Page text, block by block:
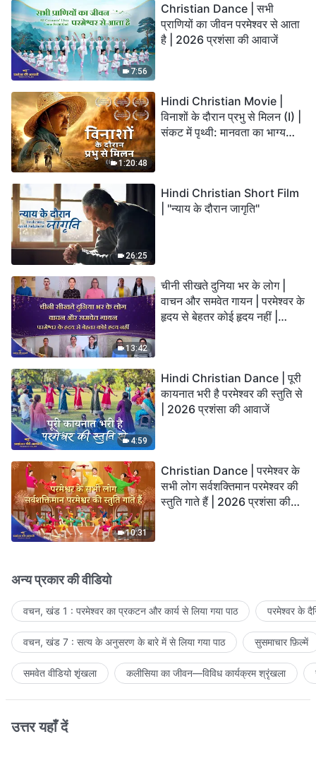
7:56
Christian Dance | सभी
प्राणियों का जीवन परमेश्वर से आता
है | 2026 प्रशंसा की आवाजें
1:20:48
Hindi Christian Movie |
विनाशों के दौरान प्रभु से मिलन (I) |
संकट में पृथ्वी: मानवता का भाग्य
26:25
Hindi Christian Short Film
| "न्याय के दौरान जागृति"
13:42
चीनी सीखते दुनिया भर के लोग |
वाचन और समवेत गायन | परमेश्वर के
हृदय से बेहतर कोई हृदय नहीं |
4:59
Hindi Christian Dance | पूरी
कायनात भरी है परमेश्वर की स्तुति से
| 2026 प्रशंसा की आवाजें
10:31
Christian Dance | परमेश्वर के
सभी लोग सर्वशक्तिमान परमेश्वर की
स्तुति गाते हैं | 2026 प्रशंसा की
अन्य प्रकार की वीडियो
वचन, खंड 1 : परमेश्वर का प्रकटन और कार्य से लिया गया पाठ परमेश्वर के
वचन, खंड 7 : सत्य के अनुसरण के बारे में से लिया गया पाठ सुसमाचार फ़िल्में
समवेत वीडियो शृंखला कलीसिया का जीवन—विविध कार्यक्रम श्रृंखला
उत्तर यहाँ दें